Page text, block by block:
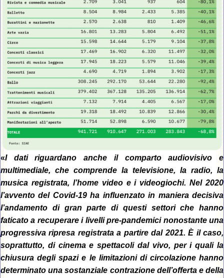
«I dati riguardano anche il comparto audiovisivo e
multimediale, che comprende la televisione, la radio, la
musica registrata, l’home video e i videogiochi. Nel 2020
l’avvento del Covid-19 ha influenzato in maniera decisiva
l’andamento di gran parte di questi settori che hanno
faticato a recuperare i livelli pre-pandemici nonostante una
progressiva ripresa registrata a partire dal 2021. È il caso,
soprattutto, di cinema e spettacoli dal vivo, per i quali la
chiusura degli spazi e le limitazioni di circolazione hanno
determinato una sostanziale contrazione dell’offerta e della